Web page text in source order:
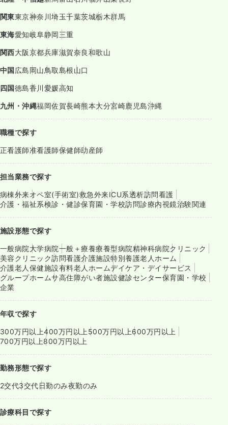
関東東京神奈川埼玉千葉茨城栃木群馬
東海愛知岐阜静岡三重
関西大阪京都兵庫滋賀奈良和歌山
中国広島岡山鳥取島根山口
四国徳島香川愛媛高知
九州・沖縄福岡佐賀長崎熊本大分宮崎鹿児島沖縄
職種で探す
正看護師准看護師保健師助産師
担当業務で探す
病棟外来オペ室(手術室)救急外来ICU系透析訪問看護
介護・福祉系検診・健診保育園・学校訪問診療内視鏡治験関連
施設形態で探す
一般病院大学病院一般＋療養療養型病院精神科病院クリニック
美容クリニック訪問看護介護施設特別養護老人ホーム
介護老人保健施設有料老人ホームデイケア・デイサービス
グループホームサ高住障がい者施設健診センター保育園・学校
企業
年収で探す
300万円以上400万円以上 500万円以上600万円以上
700万円以上800万円以上
勤務形態で探す
2交代3交代日勤のみ夜勤のみ
診療科目で探す